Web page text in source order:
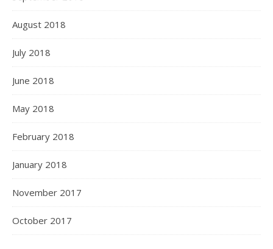
August 2018
July 2018
June 2018
May 2018
February 2018
January 2018
November 2017
October 2017